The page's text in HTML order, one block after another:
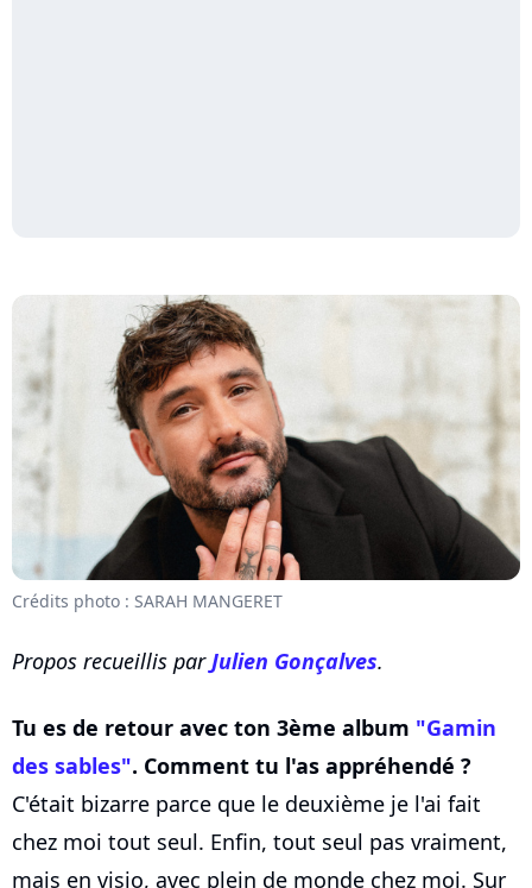
Crédits photo : SARAH MANGERET
Propos recueillis parJulien Gonçalves.
Tu es de retour avec ton 3ème album "Gamin
des sables". Comment tu l'as appréhendé ?
C'était bizarre parce que le deuxième je l'ai fait
chez moi tout seul. Enfin, tout seul pas vraiment,
mais en visio, avec plein de monde chez moi. Sur